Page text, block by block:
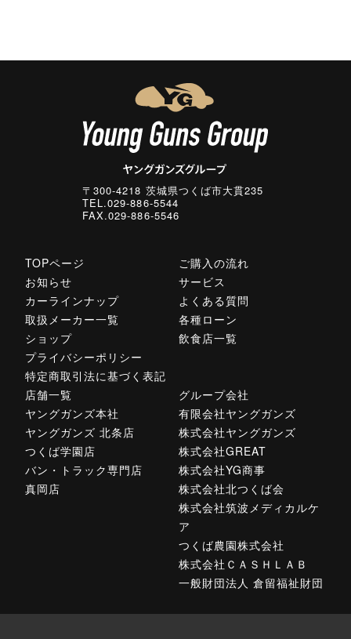
〒300-4218 茨城県つくば市大貫235
TEL.029-886-5544
FAX.029-886-5546
TOPページ
お知らせ
カーラインナップ
取扱メーカー一覧
ショップ
プライバシーポリシー
特定商取引法に基づく表記
ご購入の流れ
サービス
よくある質問
各種ローン
飲食店一覧
店舗一覧
ヤングガンズ本社
ヤングガンズ 北条店
つくば学園店
バン・トラック専門店
真岡店
グループ会社
有限会社ヤングガンズ
株式会社ヤングガンズ
株式会社GREAT
株式会社YG商事
株式会社北つくば会
株式会社筑波メディカルケ
ア
つくば農園株式会社
株式会社ＣＡＳＨＬＡＢ
一般財団法人 倉留福祉財団